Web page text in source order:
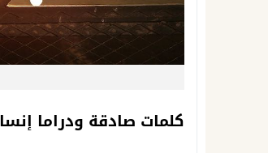
كلمات صادقة ودراما